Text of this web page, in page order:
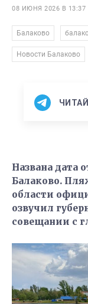
08 ИЮНЯ 2026 В
Балаково
Новости Балаково
Названа дата
Балаково.
области
озвучил
совещании с